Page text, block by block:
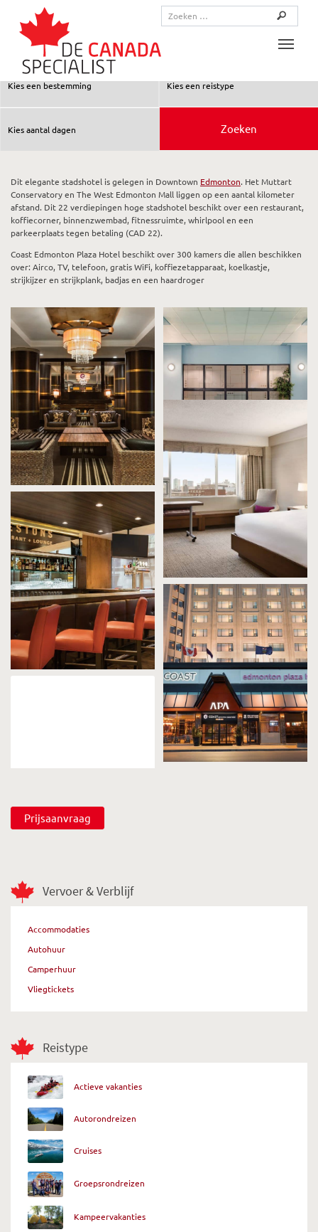
Vervoer & Verblijf
Accommodaties
Autohuur
Camperhuur
Vliegtickets
Reistype
Actieve vakanties
Autorondreizen
Cruises
Groepsrondreizen
Kampeervakanties
Dit elegante stadshotel is gelegen in Downtown Edmonton. Het Muttart
Conservatory en The West Edmonton Mall liggen op een aantal kilometer
afstand. Dit 22 verdiepingen hoge stadshotel beschikt over een restaurant,
koffiecorner, binnenzwembad, fitnessruimte, whirlpool en een
parkeerplaats tegen betaling (CAD 22).
Coast Edmonton Plaza Hotel beschikt over 300 kamers die allen beschikken
over: Airco, TV, telefoon, gratis WiFi, koffiezetapparaat, koelkastje,
strijkijzer en strijkplank, badjas en een haardroger
Prijsaanvraag